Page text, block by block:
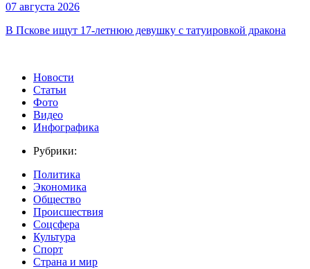
07 августа 2026
В Пскове ищут 17‑летнюю девушку с татуировкой дракона
Новости
Статьи
Фото
Видео
Инфографика
Рубрики:
Политика
Экономика
Общество
Происшествия
Соцсфера
Культура
Спорт
Страна и мир